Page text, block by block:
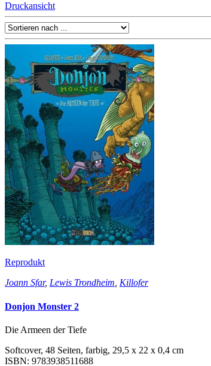
Druckansicht
Reprodukt
Joann Sfar, Lewis Trondheim, Killofer
Donjon Monster 2
Die Armeen der Tiefe
Softcover, 48 Seiten, farbig, 29,5 x 22 x 0,4 cm
ISBN: 9783938511688